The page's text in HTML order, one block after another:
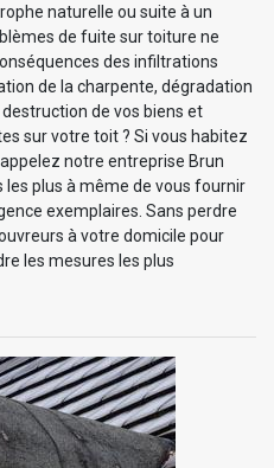
naturelle ou suite à un
de fuite sur toiture ne
des infiltrations
de la charpente, dégradation
de vos biens et
sur votre toit ? Si vous habitez
notre entreprise Brun
les plus à même de vous fournir
exemplaires. Sans perdre
à votre domicile pour
les mesures les plus